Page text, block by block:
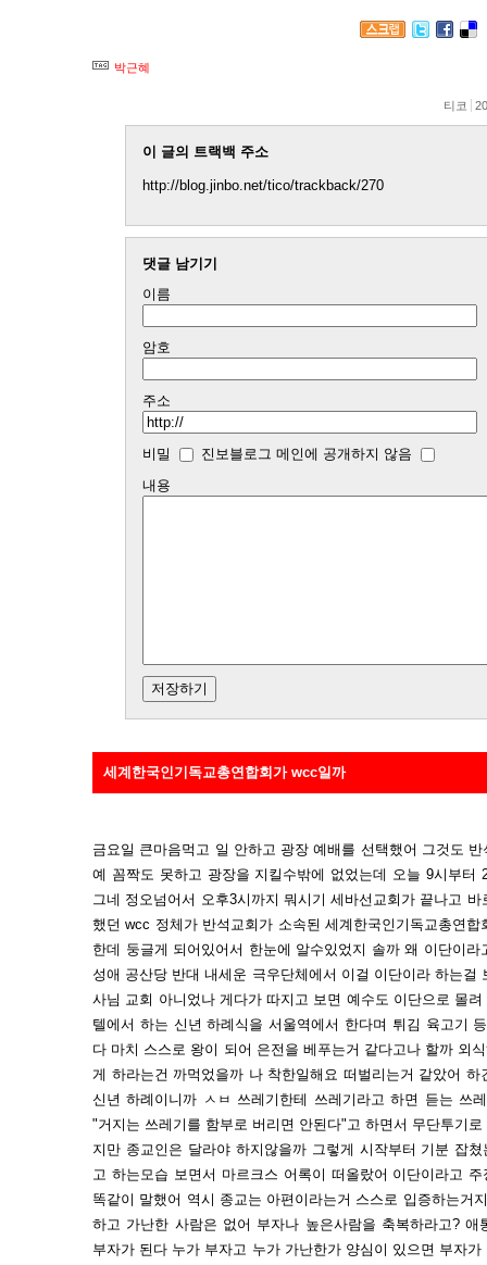
박근혜
티코
이 글의 트랙백 주소
http://blog.jinbo.net/tico/trackback/270
댓글 남기기
이름
암호
주소
비밀
진보블로그 메인에 공개하지 않음
내용
세계한국인기독교총연합회가 wcc일까
금요일 큰마음먹고 일 안하고 광장 예배를 선택했어 그것도
예 꼼짝도 못하고 광장을 지킬수밖에 없었는데 오늘 9시부터
그네 정오넘어서 오후3시까지 뭐시기 세바선교회가 끝나고
했던 wcc 정체가 반석교회가 소속된 세계한국인기독교총연
한데 둥글게 되어있어서 한눈에 알수있었지 솔까 왜 이단이
성애 공산당 반대 내세운 극우단체에서 이걸 이단이라 하는걸
사님 교회 아니었나 게다가 따지고 보면 예수도 이단으로 몰
텔에서 하는 신년 하례식을 서울역에서 한다며 튀김 육고기
다 마치 스스로 왕이 되어 은전을 베푸는거 같다고나 할까 외
게 하라는건 까먹었을까 나 착한일해요 떠벌리는거 같았어
신년 하례이니까 ㅅㅂ 쓰레기한테 쓰레기라고 하면 듣는 쓰
"거지는 쓰레기를 함부로 버리면 안된다"고 하면서 무단투기
지만 종교인은 달라야 하지않을까 그렇게 시작부터 기분 잡
고 하는모습 보면서 마르크스 어록이 떠올랐어 이단이라고
똑같이 말했어 역시 종교는 아편이라는거 스스로 입증하는거
하고 가난한 사람은 없어 부자나 높은사람을 축복하라고? 애
부자가 된다 누가 부자고 누가 가난한가 양심이 있으면 부자